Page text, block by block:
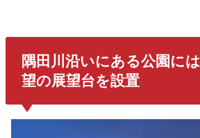
隅田川 沿いにある公園には
望の展望台を設置